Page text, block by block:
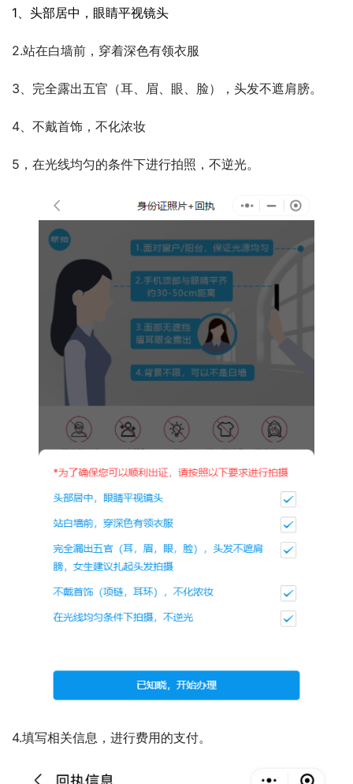
1、头部居中，眼睛平视镜头
2.站在白墙前，穿着深色有领衣服
3、完全露出五官（耳、眉、眼、脸），头发不遮肩膀。
4、不戴首饰，不化浓妆
5，在光线均匀的条件下进行拍照，不逆光。
4.填写相关信息，进行费用的支付。